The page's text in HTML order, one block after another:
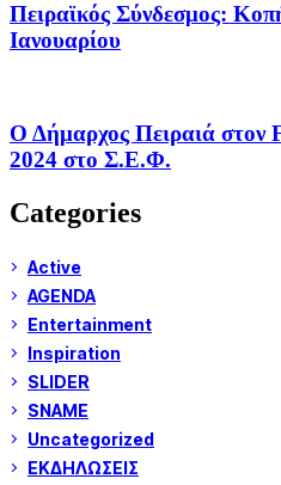
Πειραϊκός Σύνδεσμος:
Ιανουαρίου
Ο Δήμαρχος Πειραιά
2024 στο Σ.Ε.Φ.
Categories
Active
AGENDA
Entertainment
Inspiration
SLIDER
SNAME
Uncategorized
ΕΚΔΗΛΩΣΕΙΣ